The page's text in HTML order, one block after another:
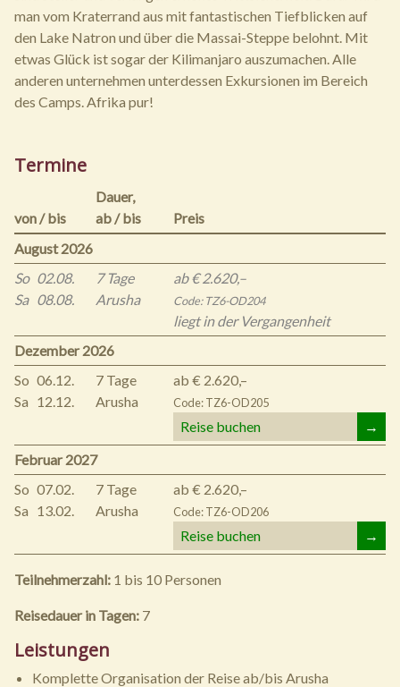
man vom Kraterrand aus mit fantastischen Tiefblicken auf
den Lake Natron und über die Massai-Steppe belohnt. Mit
etwas Glück ist sogar der Kilimanjaro auszumachen. Alle
anderen unternehmen unterdessen Exkursionen im Bereich
des Camps. Afrika pur!
Termine
von / bis
Dauer,
ab / bis
Preis
August 2026
So
Sa
02.08.
08.08.
7 Tage
Arusha
ab € 2.620,–
Code: TZ6-OD204
liegt in der Vergangenheit
Dezember 2026
So
Sa
06.12.
12.12.
7 Tage
Arusha
ab € 2.620,–
Code: TZ6-OD205
Reise buchen
→
Februar 2027
So
Sa
07.02.
13.02.
7 Tage
Arusha
ab € 2.620,–
Code: TZ6-OD206
Reise buchen →
Teilnehmerzahl: 1 bis 10 Personen
Reisedauer in Tagen: 7
Leistungen
Komplette Organisation der Reise ab/bis Arusha